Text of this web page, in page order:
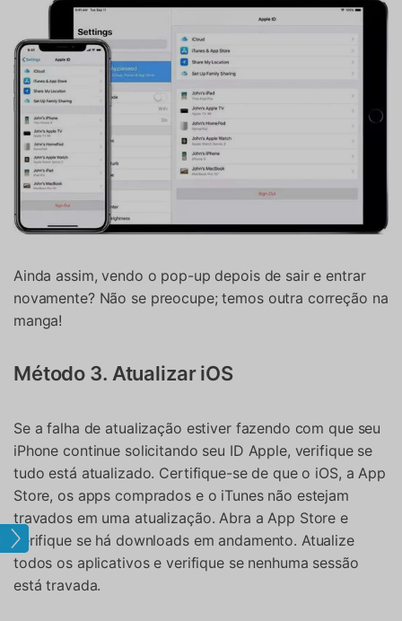
Ainda assim, vendo o pop-up depois de sair e entrar
novamente? Não se preocupe; temos outra correção na
manga!
Método 3. Atualizar iOS
Se a falha de atualização estiver fazendo com que seu
iPhone continue solicitando seu ID Apple, verifique se
tudo está atualizado. Certifique-se de que o iOS, a App
Store, os apps comprados e o iTunes não estejam
travados em uma atualização. Abra a App Store e
verifique se há downloads em andamento. Atualize
todos os aplicativos e verifique se nenhuma sessão
está travada.